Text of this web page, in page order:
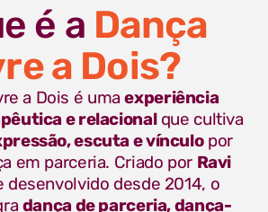
é a Dança
a Dois?
a Dois é umaexperiência
e relacionalque cultiva
escuta e vínculopor
em parceria. Criado por Ravi
desenvolvido desde 2014, o
dança de parceria, dança-